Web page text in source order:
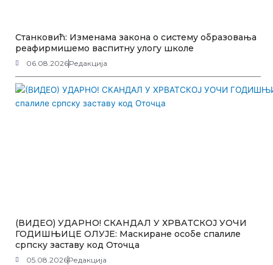
Станковић: Изменама закона о систему образовања
реафирмишемо васпитну улогу школе
06.08.2026Редакција
(ВИДЕО) УДАРНО! СКАНДАЛ У ХРВАТСКОЈ УОЧИ
ГОДИШЊИЦЕ ОЛУЈЕ: Маскиране особе спалиле
српску заставу код Оточца
05.08.2026Редакција